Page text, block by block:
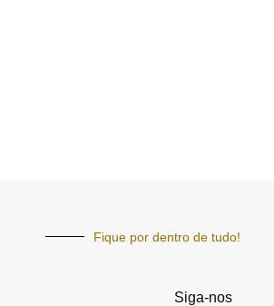
Fique por dentro de tudo!
Siga-nos